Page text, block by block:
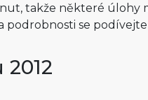
takže některé úlohy
podrobnosti se podívejte